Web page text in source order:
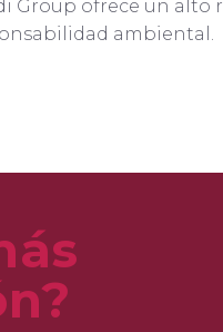
Group ofrece un alto
ambiental.